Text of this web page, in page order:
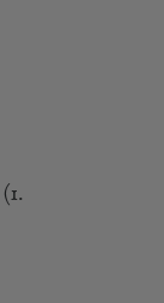
(1.